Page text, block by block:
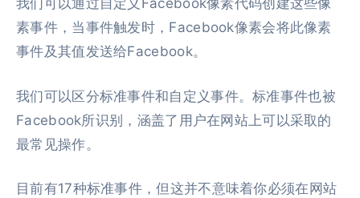
我们可以通过自定义Facebook像素代码创建这些像
素事件，当事件触发时，Facebook像素会将此像素
事件及其值发送给Facebook。
我们可以区分标准事件和自定义事件。标准事件也被
Facebook所识别，涵盖了用户在网站上可以采取的
最常见操作。
目前有17种标准事件，但这并不意味着你必须在网站